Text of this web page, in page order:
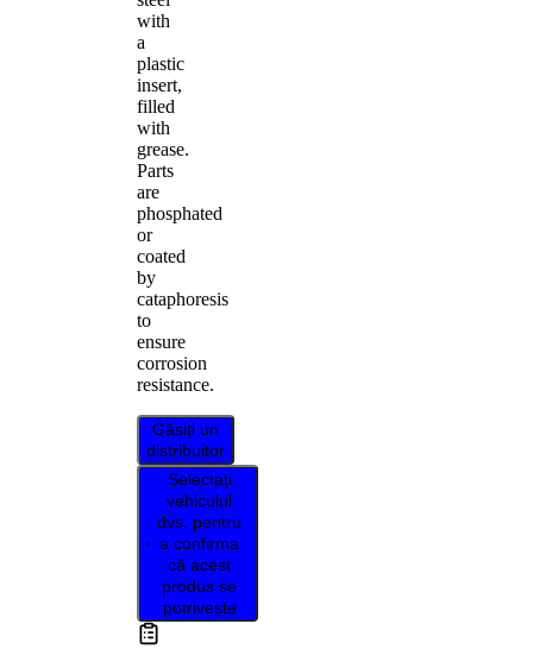
with
a
plastic
insert,
filled
with
grease.
Parts
are
phosphated
or
coated
by
cataphoresis
to
ensure
corrosion
resistance.
Găsiți un
distribuitor
Selectați
vehiculul
dvs. pentru
a confirma
că acest
produs se
potrivește